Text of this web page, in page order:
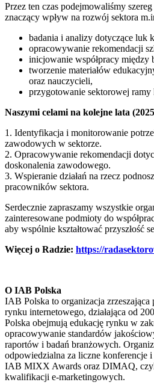
Przez ten czas podejmowaliśmy szereg
znaczący wpływ na rozwój sektora
badania i analizy dotyczące luk
opracowywanie rekomendacji
inicjowanie współpracy między
tworzenie materiałów
oraz nauczycieli,
przygotowanie sektorowej
Naszymi celami na kolejne lata
1. Identyfikacja i monitorowanie
zawodowych w sektorze.
2. Opracowywanie rekomendacji
doskonalenia zawodowego.
3. Wspieranie działań na rzecz
pracowników sektora.
Serdecznie zapraszamy wszystkie
zainteresowane podmioty do
aby wspólnie kształtować przyszłość
Więcej o Radzie: https://
O IAB Polska
IAB Polska to organizacja
rynku internetowego, działająca od
Polska obejmują edukację rynku w
opracowywanie standardów
raportów i badań branżowych.
odpowiedzialna za liczne konferencje
IAB MIXX Awards oraz DIMAQ,
kwalifikacji e-marketingowych.